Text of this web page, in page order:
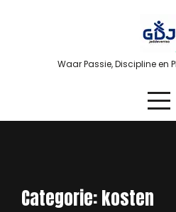
Waar Passie, Discipline en
Categorie:kosten